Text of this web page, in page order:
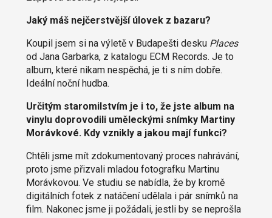
Jaký máš nejčerstvější úlovek z bazaru?
Koupil jsem si na výletě v Budapešti desku Places
od Jana Garbarka, z katalogu ECM Records. Je to
album, které nikam nespěchá, je ti s ním dobře.
Ideální noční hudba.
Určitým staromilstvím je i to, že jste album na
vinylu doprovodili uměleckými snímky Martiny
Morávkové. Kdy vznikly a jakou mají funkci?
Chtěli jsme mít zdokumentovaný proces nahrávání,
proto jsme přizvali mladou fotografku Martinu
Morávkovou. Ve studiu se nabídla, že by kromě
digitálních fotek z natáčení udělala i pár snímků na
film. Nakonec jsme ji požádali, jestli by se neprošla